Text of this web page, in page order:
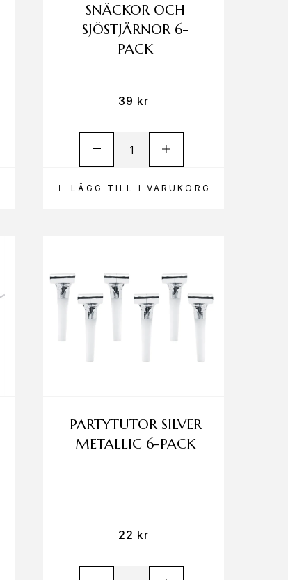
LÄGG TILL I VARUKORG
SNÄCKOR OCH
SJÖSTJÄRNOR 6-
PACK
39 kr
PARTYTUTOR SILVER
METALLIC 6-PACK
22 kr